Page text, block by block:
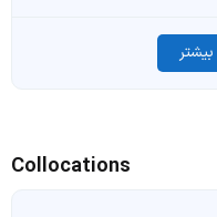
Collocations